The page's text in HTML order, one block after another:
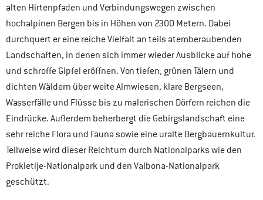
alten Hirtenpfaden und Verbindungswegen zwischen
hochalpinen Bergen bis in Höhen von 2300 Metern. Dabei
durchquert er eine reiche Vielfalt an teils atemberaubenden
Landschaften, in denen sich immer wieder Ausblicke auf hohe
und schroffe Gipfel eröffnen. Von tiefen, grünen Tälern und
dichten Wäldern über weite Almwiesen, klare Bergseen,
Wasserfälle und Flüsse bis zu malerischen Dörfern reichen die
Eindrücke. Außerdem beherbergt die Gebirgslandschaft eine
sehr reiche Flora und Fauna sowie eine uralte Bergbauernkultur.
Teilweise wird dieser Reichtum durch Nationalparks wie den
Prokletije-Nationalpark und den Valbona-Nationalpark
geschützt.